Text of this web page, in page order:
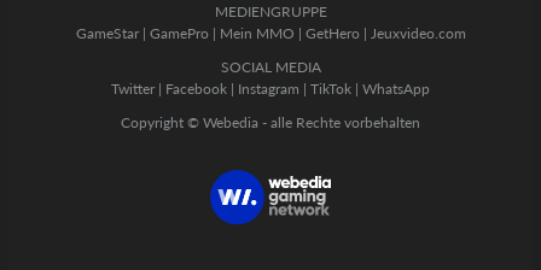
MEDIENGRUPPE
GameStar| GamePro | Mein MMO | GetHero | Jeuxvideo.com
SOCIAL MEDIA
Twitter | Facebook | Instagram | TikTok | WhatsApp
Copyright © Webedia - alle Rechte vorbehalten